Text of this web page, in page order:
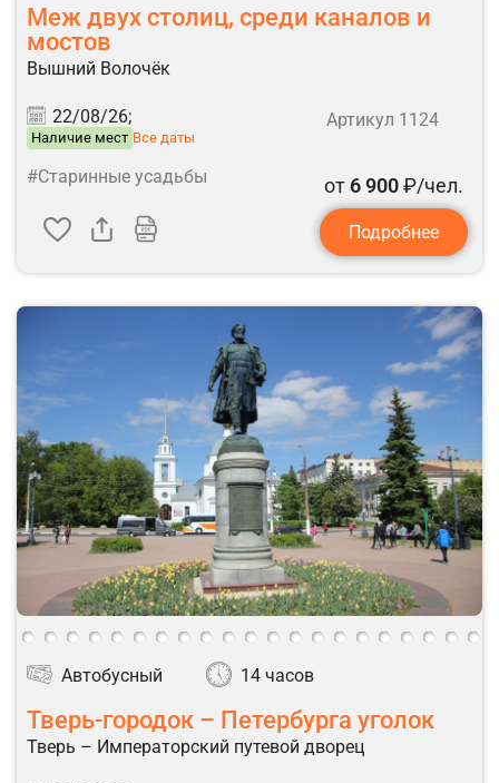
Меж двух столиц, среди каналов и
мостов
Вышний Волочёк
22/08/26;
Наличие мест Все даты
Артикул 1124
#Старинные усадьбы от 6 900₽/чел.
Подробнее
Автобусный 14 часов
Тверь-городок – Петербурга уголок
Тверь – Императорский путевой дворец